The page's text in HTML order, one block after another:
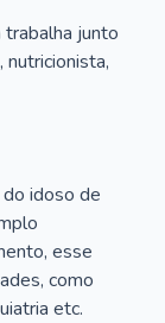
junto
idoso de
esse
como
etc.